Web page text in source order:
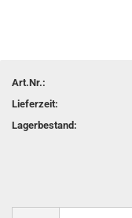
Art.Nr.:
Lieferzeit:
Lagerbestand: